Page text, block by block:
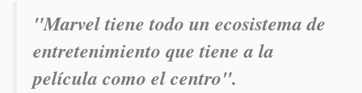
"Marvel tiene todo un ecosistema de
entretenimiento que tiene a la
película como el centro".